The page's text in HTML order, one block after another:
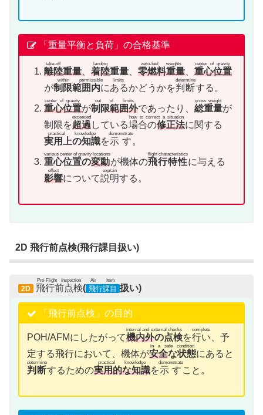
「重量平衡と負荷」の合格基準
離陸
take-off
重量、 着陸
landing
重量、 零燃料重量
zero-fuel weights
、 重心位置
center of gravity
が制限範囲内にある
within permissible limits
かどうかを判断
determine
する。
重心位置
center of gravity
が制限範囲外
out of limits
であったり、 総重量
gross weight
が
制限を超過
exceeded
している場合の修正法
how to correct a situation
に関する
実用上の知識
practical knowledge
を示す
demonstrate
。
重心位置の変動
various center of gravity locations
が機体の飛行特性
flight characteristics
に与える
影響
effect
について説明
explain
する。
2D 飛行前点検(飛行課目扱い)
2D 飛行前点検
Pre-Flight Inspection
( 飛行課目
Air Item
扱い)
「飛行前点検」の目的
POH/AFMにしたがって機内外の点検
internal and external checks
を行い
complete
、予
定する飛行において、機体が安全な状態
in a safe condition
にあると
判断
determine
するための実用的な知識
practical knowledge
を示す
demonstrate
こと。